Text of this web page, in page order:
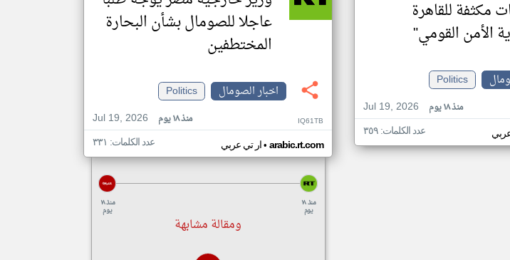
مكثفة للقاهرة
الأمن القومي"
Politics
Jul 19, 2026
منذ ١٨ يوم
عدد الكلمات: ٣٥٩
عاجلا للصومال بشأن البحارة
المختطفين
اخبار الصومال
Politics
Jul 19, 2026
منذ ١٨ يوم IQ61TB
ار تي عربي• arabic.rt.com عدد الكلمات: ٣٣١
منذ ١٨
يوم
منذ ١٨
يوم
ومقالة مشابهة